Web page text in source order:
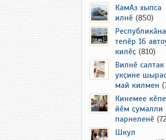
КамАз хыпса
илнӗ (850)
Республикӑна
тепӗр 16
килӗҫ (810)
Вилнӗ салтак
укҫине
май килмен
Кинемее
йӗм
парнеленӗ
Шкул